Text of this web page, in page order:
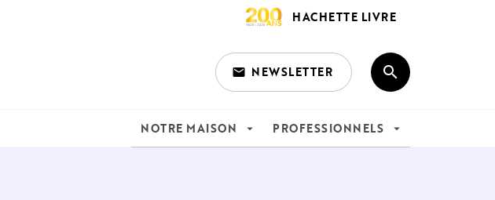
HACHETTE LIVRE
email NEWSLETTER search
NOTRE MAISON arrow_drop_down PROFESSIONNELS arrow_drop_down